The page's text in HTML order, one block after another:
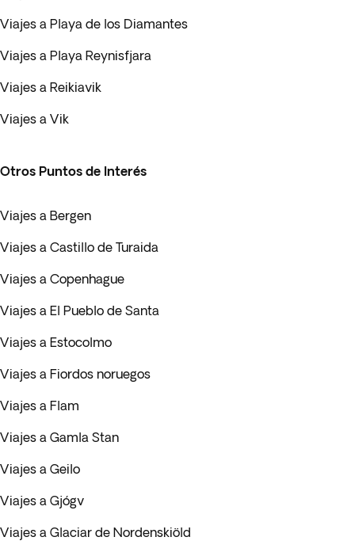
Viajes a Playa de los Diamantes
Viajes a Playa Reynisfjara
Viajes a Reikiavik
Viajes a Vik
Otros Puntos de Interés
Viajes a Bergen
Viajes a Castillo de Turaida
Viajes a Copenhague
Viajes a El Pueblo de Santa
Viajes a Estocolmo
Viajes a Fiordos noruegos
Viajes a Flam
Viajes a Gamla Stan
Viajes a Geilo
Viajes a Gjógv
Viajes a Glaciar de Nordenskiöld